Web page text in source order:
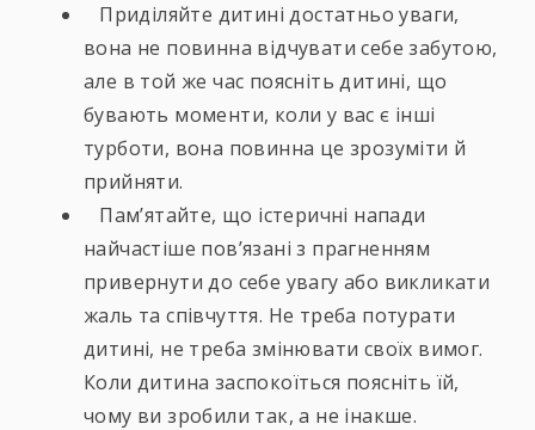
Приділяйте дитині достатньо уваги,
вона не повинна відчувати себе забутою,
але в той же час поясніть дитині, що
бувають моменти, коли у вас є інші
турботи, вона повинна це зрозуміти й
прийняти.
Пам’ятайте, що істеричні напади
найчастіше пов’язані з прагненням
привернути до себе увагу або викликати
жаль та співчуття. Не треба потурати
дитині, не треба змінювати своїх вимог.
Коли дитина заспокоїться поясніть їй,
чому ви зробили так, а не інакше.